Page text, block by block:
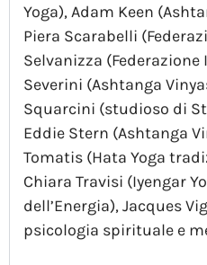
Yoga), Adam Keen
Piera Scarabelli
Selvanizza
Severini (Ashtanga
Squarcini (studioso di
Eddie Stern (Ashtanga
Tomatis (Hata Yoga
Chiara Travisi (Iyengar
dell’Energia), Jacques
psicologia spirituale e